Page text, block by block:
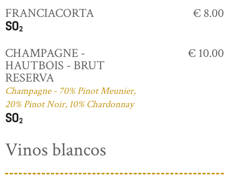
FRANCIACORTA € 8.00
CHAMPAGNE -
HAUTBOIS - BRUT
RESERVA
Champagne - 70% Pinot Meunier,
20% Pinot Noir, 10% Chardonnay
€ 10.00
Vinos blancos